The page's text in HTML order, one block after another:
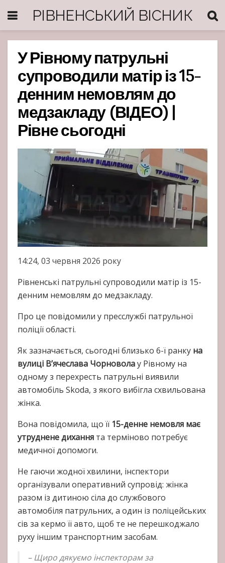
РІВНЕНСЬКИЙ ВІСНИК
У Рівному патрульні
супроводили матір із 15-
денним немовлям до
медзакладу (ВІДЕО) |
Рівне сьогодні
14:24, 03 червня 2026 року
Рівненські патрульні супроводили матір із 15-
денним немовлям до медзакладу.
Про це повідомили у пресслужбі патрульної
поліції області.
Як зазначається, сьогодні близько 6-ї ранку на
вулиці В’ячеслава Чорноволау Рівному на
одному з перехресть патрульні виявили
автомобіль Skoda, з якого вибігла схвильована
жінка.
Вона повідомила, що її 15-денне немовля має
утруднене дихання та терміново потребує
медичної допомоги.
Не гаючи жодної хвилини, інспектори
організували оперативний супровід: жінка
разом із дитиною сіла до службового
автомобіля патрульних, а один із поліцейських
сів за кермо її авто, щоб те не перешкоджало
руху іншим транспортним засобам.
– Щиро дякуємо інспекторам за